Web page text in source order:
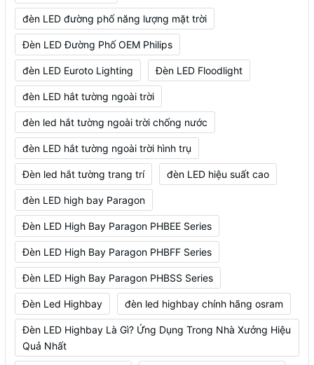
đèn LED đường phố năng lượng mặt trời
Đèn LED Đường Phố OEM Philips
đèn LED Euroto Lighting Đèn LED Floodlight
đèn LED hắt tường ngoài trời
đèn led hắt tường ngoài trời chống nước
đèn LED hắt tường ngoài trời hình trụ
Đèn led hắt tường trang trí đèn LED hiệu suất cao
đèn LED high bay Paragon
Đèn LED High Bay Paragon PHBEE Series
Đèn LED High Bay Paragon PHBFF Series
Đèn LED High Bay Paragon PHBSS Series
Đèn Led Highbay đèn led highbay chính hãng osram
Đèn LED Highbay Là Gì? Ứng Dụng Trong Nhà Xưởng Hiệu
Quả Nhất